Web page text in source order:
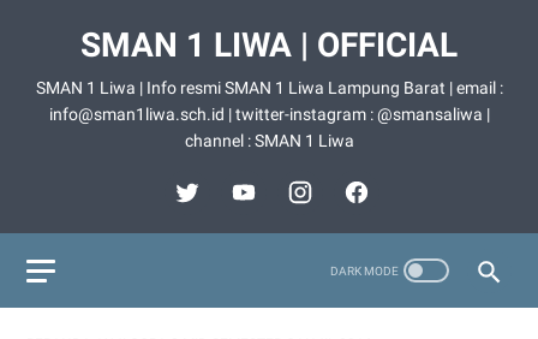
SMAN 1 LIWA | OFFICIAL
SMAN 1 Liwa | Info resmi SMAN 1 Liwa Lampung Barat | email :
info@sman1liwa.sch.id | twitter-instagram : @smansaliwa |
channel : SMAN 1 Liwa